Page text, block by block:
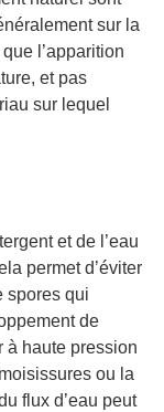
sur la
l’apparition
et pas
sur lequel
et de l’eau
permet d’éviter
spores qui
de
à haute pression
ou la
flux d’eau peut